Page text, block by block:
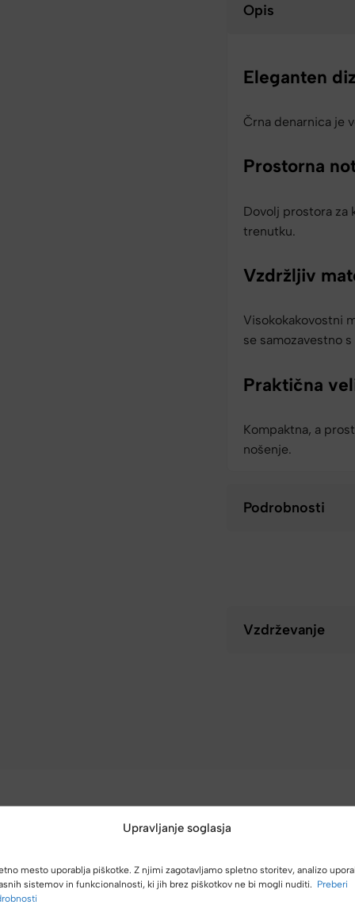
Upravljanje soglasja
mesto uporablja piškotke. Z njimi zagotavljamo spletno storitev, analizo
sistemov in funkcionalnosti, ki jih brez piškotkov ne bi mogli nuditi. Preberi
Opis
Eleganten
Črna denarnica je
Prostorna
Dovolj prostora za
trenutku.
Vzdržljiv
Visokokakovostni
se samozavestno
Praktična
Kompaktna, a
nošenje.
Podrobnosti
Vzdrževanje
(4,8/5)
Kupci nas hvalijo zaradi hitre dostave, poštenih cen in velike izbire.